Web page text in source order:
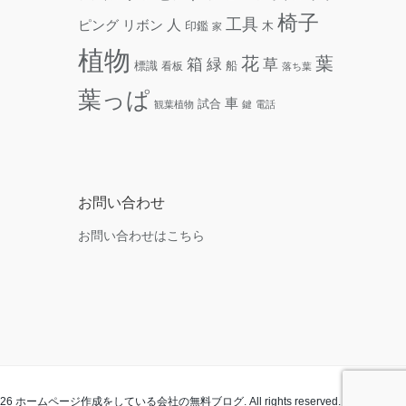
ピング リボン 人 印鑑 家 工具 木 椅子
植物 標識 看板 箱 緑 船 花 草 落ち葉 葉
葉っぱ 観葉植物 試合 車 鍵 電話
お問い合わせ
お問い合わせはこちら
ホームページ作成をしている会社の無料ブログ. All rights reserved.